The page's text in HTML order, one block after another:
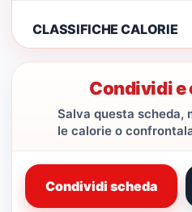
CLASSIFICHE CALORIE
Condividi e
Salva questa scheda,
le calorie o
Condividi scheda